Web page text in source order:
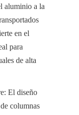
aluminio a la
en el
para
de alta
El diseño
columnas